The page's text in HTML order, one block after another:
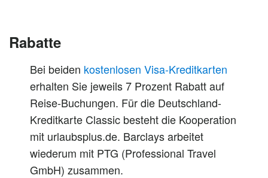
Rabatte
Bei beiden kostenlosen Visa-Kreditkarten
erhalten Sie jeweils 7 Prozent Rabatt auf
Reise-Buchungen. Für die Deutschland-
Kreditkarte Classic besteht die Kooperation
mit urlaubsplus.de. Barclays arbeitet
wiederum mit PTG (Professional Travel
GmbH) zusammen.